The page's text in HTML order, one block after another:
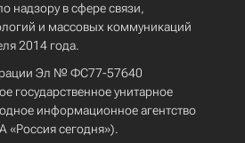
надзору в сфере связи,
и массовых коммуникаций
2014 года.
Эл № ФС77-57640
государственное унитарное
информационное агентство
«Россия сегодня»).